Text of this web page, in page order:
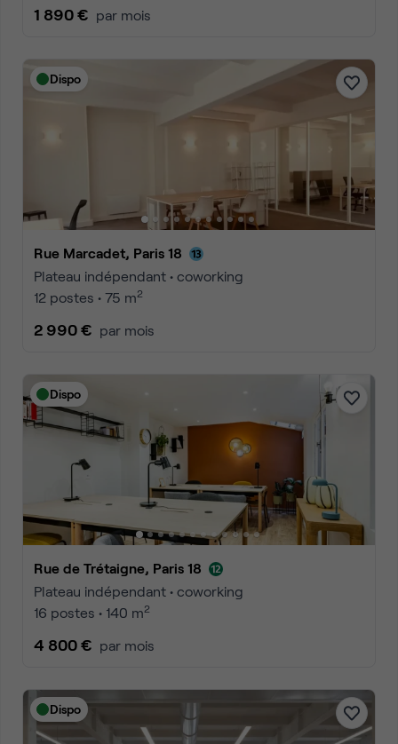
1 890 € par mois
Dispo
Rue Marcadet, Paris 18
Plateau indépendant • coworking
12 postes • 75 m2
2 990 € par mois
Dispo
Rue de Trétaigne, Paris 18
Plateau indépendant • coworking
16 postes • 140 m2
4 800 € par mois
Dispo